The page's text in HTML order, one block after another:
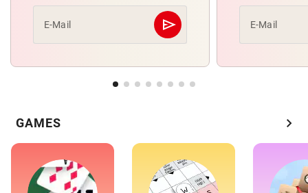
E-Mail send
Abschicken E-Mail
GAMES chevron_right